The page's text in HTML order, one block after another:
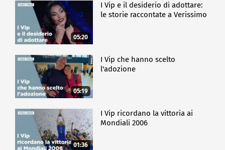
05:20
I Vip e il desiderio di adottare:
le storie raccontate a Verissimo
05:19
I Vip che hanno scelto
l'adozione
01:36
I Vip ricordano la vittoria ai
Mondiali 2006